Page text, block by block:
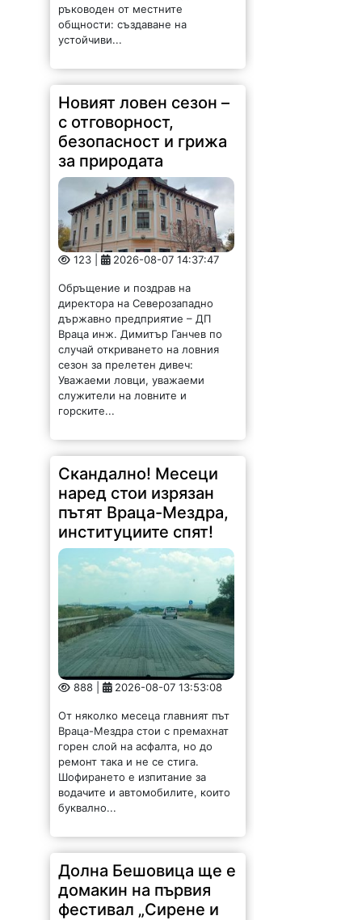
ръководен от местните
общности: създаване на
устойчиви...
Новият ловен сезон –
с отговорност,
безопасност и грижа
за природата
123 | 2026-08-07 14:37:47
Обръщение и поздрав на
директора на Северозападно
държавно предприятие – ДП
Враца инж. Димитър Ганчев по
случай откриването на ловния
сезон за прелетен дивеч:
Уважаеми ловци, уважаеми
служители на ловните и
горските...
Скандално! Месеци
наред стои изрязан
пътят Враца-Мездра,
институциите спят!
888 | 2026-08-07 13:53:08
От няколко месеца главният път
Враца-Мездра стои с премахнат
горен слой на асфалта, но до
ремонт така и не се стига.
Шофирането е изпитание за
водачите и автомобилите, които
буквално...
Долна Бешовица ще е
домакин на първия
фестивал „Сирене и